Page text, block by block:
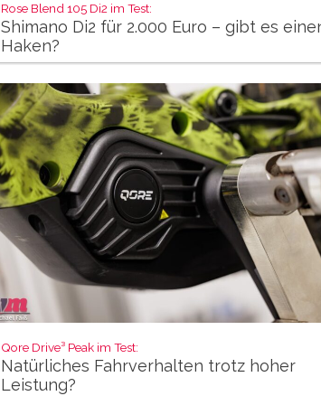
Rose Blend 105 Di2 im Test:
Shimano Di2 für 2.000 Euro – gibt es
Haken?
Qore Drive³ Peak im Test:
Natürliches Fahrverhalten trotz hoher
Leistung?